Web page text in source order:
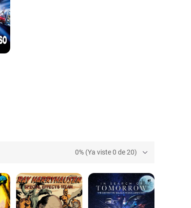
0% (Ya viste 0 de 20)